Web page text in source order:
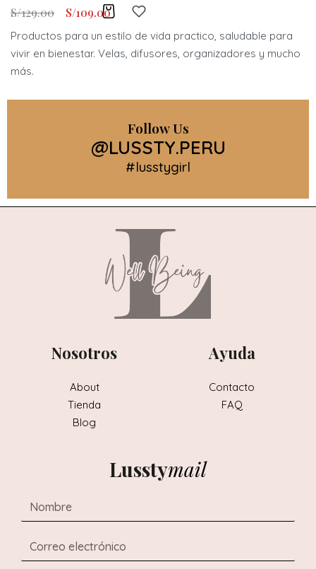
S/129.00 S/109.00
Productos para un estilo de vida practico, saludable para
vivir en bienestar. Velas, difusores, organizadores y mucho
más.
Follow Us
@LUSSTY.PERU
#lusstygirl
Lusstymail
Nosotros
About
Tienda
Blog
Ayuda
Contacto
FAQ